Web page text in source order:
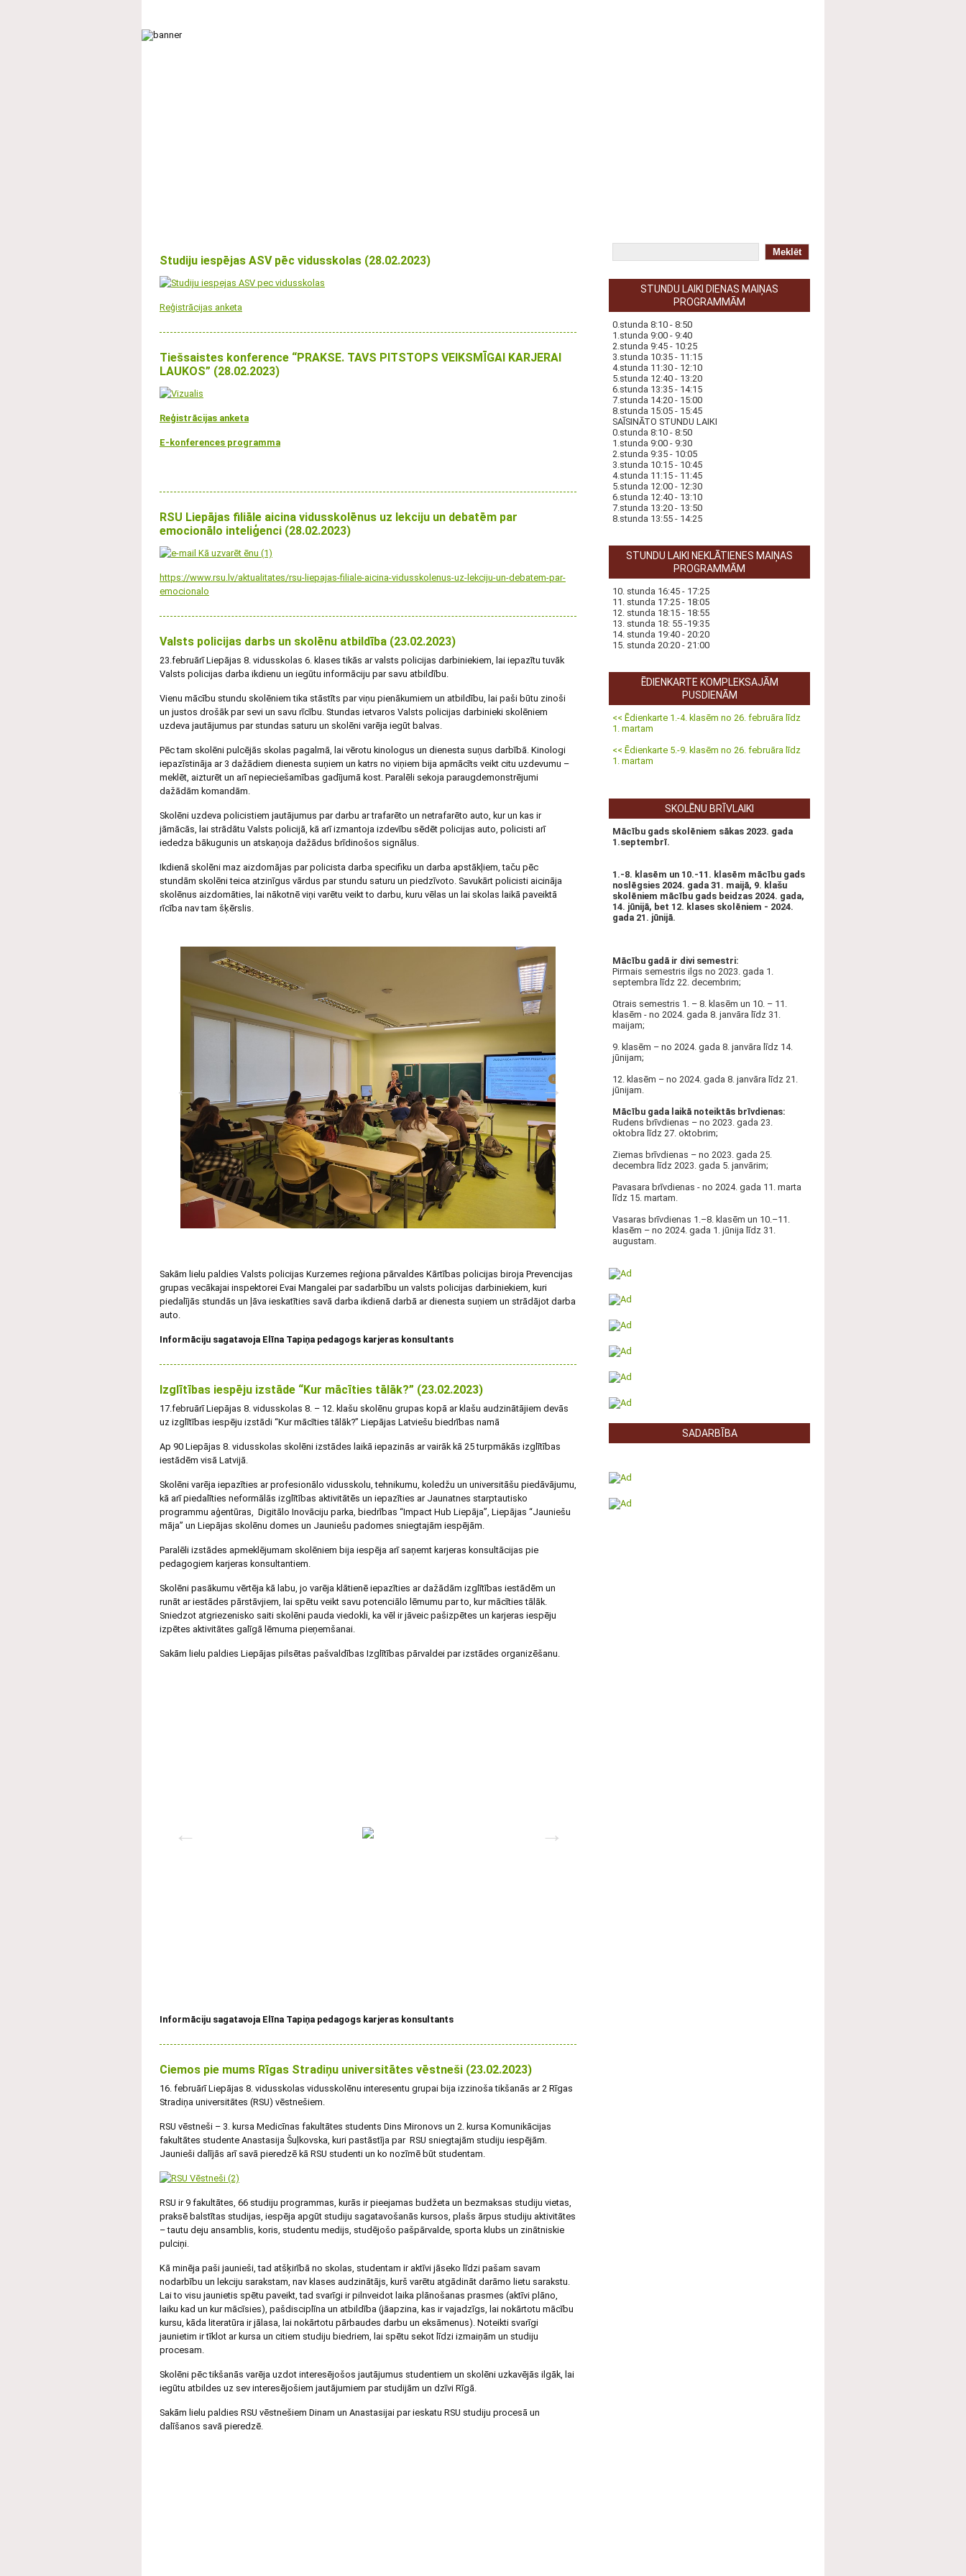
Studiju iespējas ASV pēc vidusskolas (28.02.2023)
Reģistrācijas anketa
Tiešsaistes konference “PRAKSE. TAVS PITSTOPS VEIKSMĪGAI KARJERAI
LAUKOS” (28.02.2023)
Reģistrācijas anketa
E-konferences programma
RSU Liepājas filiāle aicina vidusskolēnus uz lekciju un debatēm par
emocionālo inteliģenci (28.02.2023)
https://www.rsu.lv/aktualitates/rsu-liepajas-filiale-aicina-vidusskolenus-uz-lekciju-un-debatem-par-
emocionalo
Valsts policijas darbs un skolēnu atbildība (23.02.2023)
23.februārī Liepājas 8. vidusskolas 6. klases tikās ar valsts policijas darbiniekiem, lai iepazītu tuvāk
Valsts policijas darba ikdienu un iegūtu informāciju par savu atbildību.
Vienu mācību stundu skolēniem tika stāstīts par viņu pienākumiem un atbildību, lai paši būtu zinoši
un justos drošāk par sevi un savu rīcību. Stundas ietvaros Valsts policijas darbinieki skolēniem
uzdeva jautājumus par stundas saturu un skolēni varēja iegūt balvas.
Pēc tam skolēni pulcējās skolas pagalmā, lai vērotu kinologus un dienesta suņus darbībā. Kinologi
iepazīstināja ar 3 dažādiem dienesta suņiem un katrs no viņiem bija apmācīts veikt citu uzdevumu –
meklēt, aizturēt un arī nepieciešamības gadījumā kost. Paralēli sekoja paraugdemonstrējumi
dažādām komandām.
Skolēni uzdeva policistiem jautājumus par darbu ar trafarēto un netrafarēto auto, kur un kas ir
jāmācās, lai strādātu Valsts policijā, kā arī izmantoja izdevību sēdēt policijas auto, policisti arī
iededza bākugunis un atskaņoja dažādus brīdinošos signālus.
Ikdienā skolēni maz aizdomājas par policista darba specifiku un darba apstākļiem, taču pēc
stundām skolēni teica atzinīgus vārdus par stundu saturu un piedzīvoto. Savukārt policisti aicināja
skolēnus aizdomāties, lai nākotnē viņi varētu veikt to darbu, kuru vēlas un lai skolas laikā paveiktā
rīcība nav tam šķērslis.
Sakām lielu paldies Valsts policijas Kurzemes reģiona pārvaldes Kārtības policijas biroja Prevencijas
grupas vecākajai inspektorei Evai Mangalei par sadarbību un valsts policijas darbiniekiem, kuri
piedalījās stundās un ļāva ieskatīties savā darba ikdienā darbā ar dienesta suņiem un strādājot darba
auto.
Informāciju sagatavoja Elīna Tapiņa pedagogs karjeras konsultants
Izglītības iespēju izstāde “Kur mācīties tālāk?” (23.02.2023)
17.februārī Liepājas 8. vidusskolas 8. – 12. klašu skolēnu grupas kopā ar klašu audzinātājiem devās
uz izglītības iespēju izstādi “Kur mācīties tālāk?” Liepājas Latviešu biedrības namā
Ap 90 Liepājas 8. vidusskolas skolēni izstādes laikā iepazinās ar vairāk kā 25 turpmākās izglītības
iestādēm visā Latvijā.
Skolēni varēja iepazīties ar profesionālo vidusskolu, tehnikumu, koledžu un universitāšu piedāvājumu,
kā arī piedalīties neformālās izglītības aktivitātēs un iepazīties ar Jaunatnes starptautisko
programmu aģentūras, Digitālo Inovāciju parka, biedrības “Impact Hub Liepāja”, Liepājas “Jauniešu
māja” un Liepājas skolēnu domes un Jauniešu padomes sniegtajām iespējām.
Paralēli izstādes apmeklējumam skolēniem bija iespēja arī saņemt karjeras konsultācijas pie
pedagogiem karjeras konsultantiem.
Skolēni pasākumu vērtēja kā labu, jo varēja klātienē iepazīties ar dažādām izglītības iestādēm un
runāt ar iestādes pārstāvjiem, lai spētu veikt savu potenciālo lēmumu par to, kur mācīties tālāk.
Sniedzot atgriezenisko saiti skolēni pauda viedokli, ka vēl ir jāveic pašizpētes un karjeras iespēju
izpētes aktivitātes galīgā lēmuma pieņemšanai.
Sakām lielu paldies Liepājas pilsētas pašvaldības Izglītības pārvaldei par izstādes organizēšanu.
Informāciju sagatavoja Elīna Tapiņa pedagogs karjeras konsultants
Ciemos pie mums Rīgas Stradiņu universitātes vēstneši (23.02.2023)
16. februārī Liepājas 8. vidusskolas vidusskolēnu interesentu grupai bija izzinoša tikšanās ar 2 Rīgas
Stradiņa universitātes (RSU) vēstnešiem.
RSU vēstneši – 3. kursa Medicīnas fakultātes students Dins Mironovs un 2. kursa Komunikācijas
fakultātes studente Anastasija Šuļkovska, kuri pastāstīja par RSU sniegtajām studiju iespējām.
Jaunieši dalījās arī savā pieredzē kā RSU studenti un ko nozīmē būt studentam.
RSU ir 9 fakultātes, 66 studiju programmas, kurās ir pieejamas budžeta un bezmaksas studiju vietas,
praksē balstītas studijas, iespēja apgūt studiju sagatavošanās kursos, plašs ārpus studiju aktivitātes
– tautu deju ansamblis, koris, studentu medijs, studējošo pašpārvalde, sporta klubs un zinātniskie
pulciņi.
Kā minēja paši jaunieši, tad atšķirībā no skolas, studentam ir aktīvi jāseko līdzi pašam savam
nodarbību un lekciju sarakstam, nav klases audzinātājs, kurš varētu atgādināt darāmo lietu sarakstu.
Lai to visu jaunietis spētu paveikt, tad svarīgi ir pilnveidot laika plānošanas prasmes (aktīvi plāno,
laiku kad un kur mācīsies), pašdisciplīna un atbildība (jāapzina, kas ir vajadzīgs, lai nokārtotu mācību
kursu, kāda literatūra ir jālasa, lai nokārtotu pārbaudes darbu un eksāmenus). Noteikti svarīgi
jaunietim ir tīklot ar kursa un citiem studiju biedriem, lai spētu sekot līdzi izmaiņām un studiju
procesam.
Skolēni pēc tikšanās varēja uzdot interesējošos jautājumus studentiem un skolēni uzkavējās ilgāk, lai
iegūtu atbildes uz sev interesējošiem jautājumiem par studijām un dzīvi Rīgā.
Sakām lielu paldies RSU vēstnešiem Dinam un Anastasijai par ieskatu RSU studiju procesā un
dalīšanos savā pieredzē.
STUNDU LAIKI DIENAS MAIŅAS
PROGRAMMĀM
0.stunda 8:10 - 8:50
1.stunda 9:00 - 9:40
2.stunda 9:45 - 10:25
3.stunda 10:35 - 11:15
4.stunda 11:30 - 12:10
5.stunda 12:40 - 13:20
6.stunda 13:35 - 14:15
7.stunda 14:20 - 15:00
8.stunda 15:05 - 15:45
SAĪSINĀTO STUNDU LAIKI
0.stunda 8:10 - 8:50
1.stunda 9:00 - 9:30
2.stunda 9:35 - 10:05
3.stunda 10:15 - 10:45
4.stunda 11:15 - 11:45
5.stunda 12:00 - 12:30
6.stunda 12:40 - 13:10
7.stunda 13:20 - 13:50
8.stunda 13:55 - 14:25
STUNDU LAIKI NEKLĀTIENES MAIŅAS
PROGRAMMĀM
10. stunda 16:45 - 17:25
11. stunda 17:25 - 18:05
12. stunda 18:15 - 18:55
13. stunda 18: 55 -19:35
14. stunda 19:40 - 20:20
15. stunda 20:20 - 21:00
ĒDIENKARTE KOMPLEKSAJĀM
PUSDIENĀM
<< Ēdienkarte 1.-4. klasēm no 26. februāra līdz
1. martam
<< Ēdienkarte 5.-9. klasēm no 26. februāra līdz
1. martam
SKOLĒNU BRĪVLAIKI
Mācību gads skolēniem sākas 2023. gada
1.septembrī.
1.-8. klasēm un 10.-11. klasēm mācību gads
noslēgsies 2024. gada 31. maijā, 9. klašu
skolēniem mācību gads beidzas 2024. gada,
14. jūnijā, bet 12. klases skolēniem - 2024.
gada 21. jūnijā.
Mācību gadā ir divi semestri:
Pirmais semestris ilgs no 2023. gada 1.
septembra līdz 22. decembrim;
Otrais semestris 1. – 8. klasēm un 10. – 11.
klasēm - no 2024. gada 8. janvāra līdz 31.
maijam;
9. klasēm – no 2024. gada 8. janvāra līdz 14.
jūnijam;
12. klasēm – no 2024. gada 8. janvāra līdz 21.
jūnijam.
Mācību gada laikā noteiktās brīvdienas:
Rudens brīvdienas – no 2023. gada 23.
oktobra līdz 27. oktobrim;
Ziemas brīvdienas – no 2023. gada 25.
decembra līdz 2023. gada 5. janvārim;
Pavasara brīvdienas - no 2024. gada 11. marta
līdz 15. martam.
Vasaras brīvdienas 1.–8. klasēm un 10.–11.
klasēm – no 2024. gada 1. jūnija līdz 31.
augustam.
SADARBĪBA